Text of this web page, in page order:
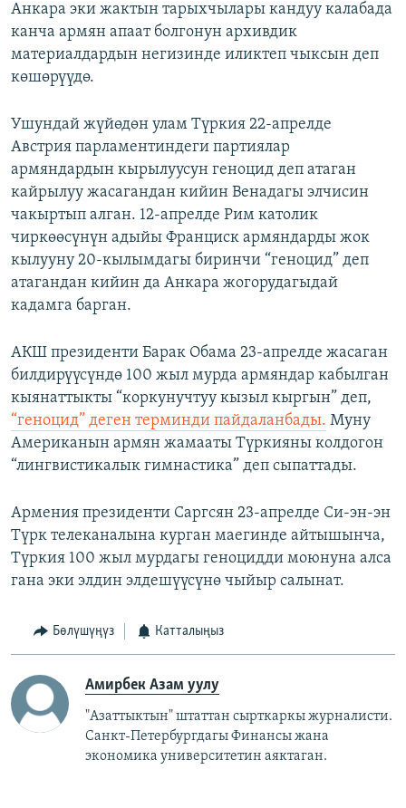
Анкара эки жактын тарыхчылары кандуу калабада
канча армян апаат болгонун архивдик
материалдардын негизинде иликтеп чыксын деп
көшөрүүдө.
Ушундай жүйөдөн улам Түркия 22-апрелде
Австрия парламентиндеги партиялар
армяндардын кырылуусун геноцид деп атаган
кайрылуу жасагандан кийин Венадагы элчисин
чакыртып алган. 12-апрелде Рим католик
чиркөөсүнүн адыйы Франциск армяндарды жок
кылууну 20-кылымдагы биринчи “геноцид” деп
атагандан кийин да Анкара жогорудагыдай
кадамга барган.
АКШ президенти Барак Обама 23-апрелде жасаган
билдирүүсүндө 100 жыл мурда армяндар кабылган
кыянаттыкты “коркунучтуу кызыл кыргын” деп,
“геноцид” деген терминди пайдаланбады. Муну
Американын армян жамааты Түркияны колдогон
“лингвистикалык гимнастика” деп сыпаттады.
Армения президенти Саргсян 23-апрелде Си-эн-эн
Түрк телеканалына курган маегинде айтышынча,
Түркия 100 жыл мурдагы геноцидди моюнуна алса
гана эки элдин элдешүүсүнө чыйыр салынат.
Бөлүшүңүз Катталыңыз
Амирбек Азам уулу
"Азаттыктын" штаттан сырткаркы журналисти.
Санкт-Петербургдагы Финансы жана
экономика университетин аяктаган.